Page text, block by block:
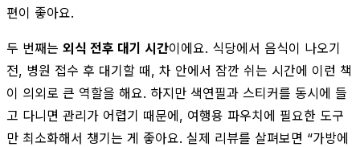
편이 좋아요.
두 번째는 외식 전후 대기 시간이에요. 식당에서 음식이 나오기
전, 병원 접수 후 대기할 때, 차 안에서 잠깐 쉬는 시간에 이런 책
이 의외로 큰 역할을 해요. 하지만 색연필과 스티커를 동시에 들
고 다니면 관리가 어렵기 때문에, 여행용 파우치에 필요한 도구
만 최소화해서 챙기는 게 좋아요. 실제 리뷰를 살펴보면 “가방에